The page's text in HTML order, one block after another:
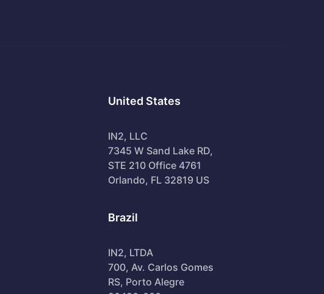
United States
IN2, LLC
7345 W Sand Lake RD,
STE 210 Office 4761
Orlando, FL 32819 US
Brazil
IN2, LTDA
700, Av. Carlos Gomes
RS, Porto Alegre